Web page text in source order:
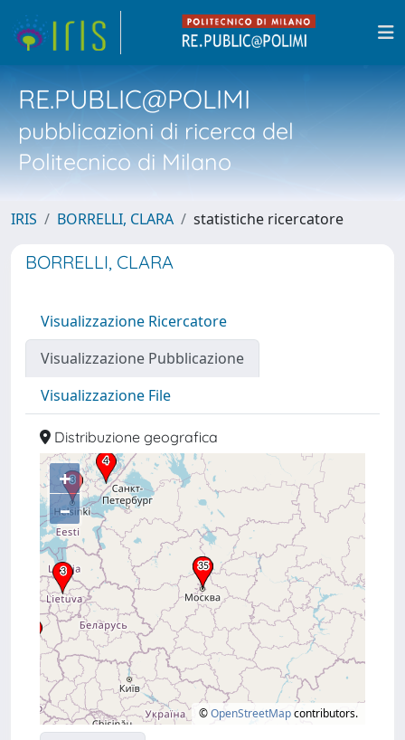
RE.PUBLIC@POLIMI
pubblicazioni di ricerca del
Politecnico di Milano
IRIS BORRELLI, CLARA statistiche ricercatore
BORRELLI, CLARA
Visualizzazione Ricercatore
Visualizzazione Pubblicazione
Visualizzazione File
Distribuzione geografica
+
–
©OpenStreetMapcontributors.